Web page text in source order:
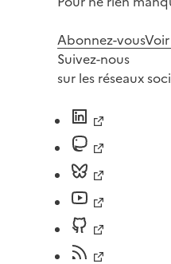
Abonnez-vous
Suivez-nous
sur les réseaux